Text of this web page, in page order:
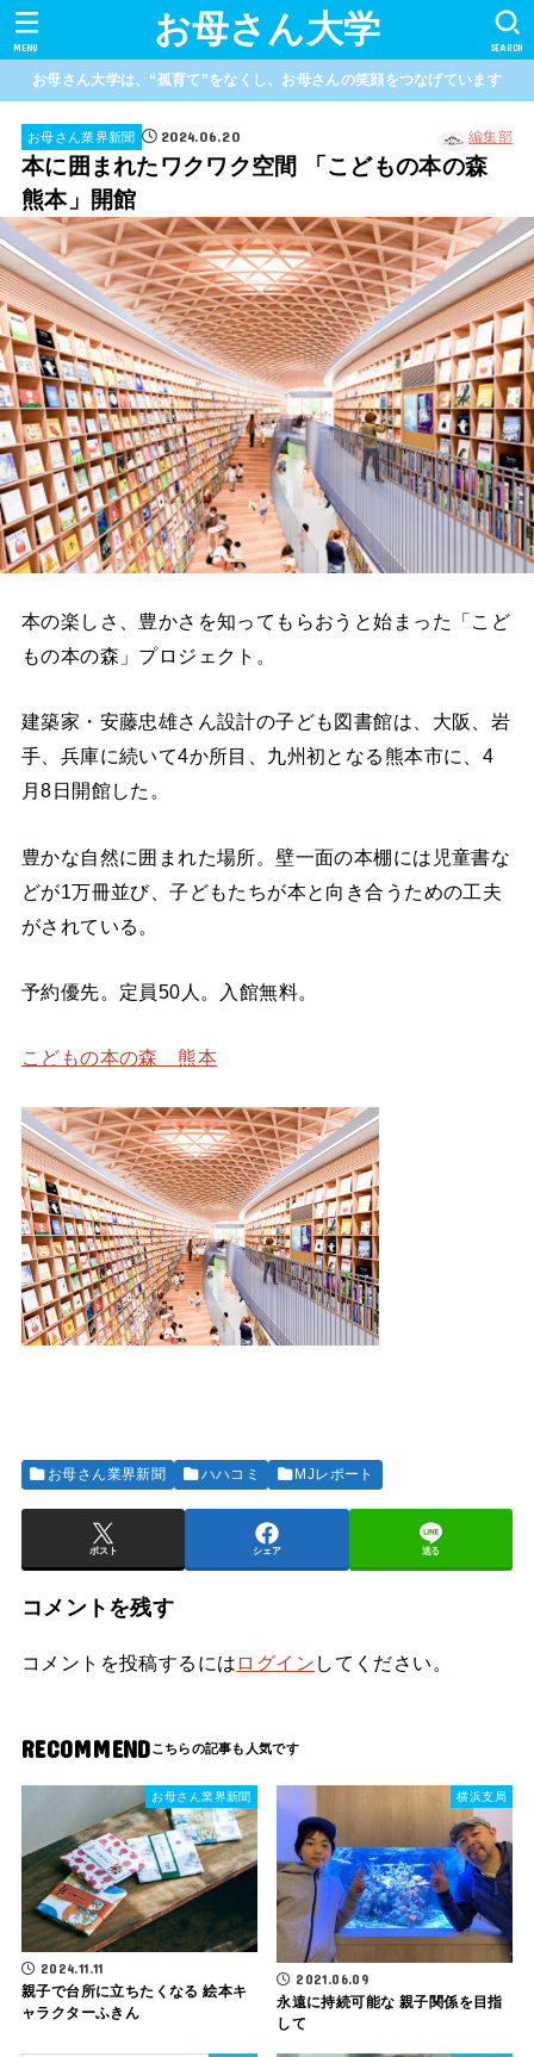
お母さん大学 SEARCH
MENU
お母さん大学は、“孤育て”をなくし、お母さんの笑顔をつなげています
お母さん業界新聞 2024.06.20 編集部
本に囲まれたワクワク空間 「こどもの本の森
熊本」開館
本の楽しさ、豊かさを知ってもらおうと始まった「こど
もの本の森」プロジェクト。
建築家・安藤忠雄さん設計の子ども図書館は、大阪、岩
手、兵庫に続いて4か所目、九州初となる熊本市に、4
月8日開館した。
豊かな自然に囲まれた場所。壁一面の本棚には児童書な
どが1万冊並び、子どもたちが本と向き合うための工夫
がされている。
予約優先。定員50人。入館無料。
こどもの本の森 熊本
お母さん業界新聞 ハハコミ MJレポート
ポスト シェア 送る
コメントを残す
コメントを投稿するには ログイン してください。
RECOMMEND
お母さん業界新聞
2024.11.11
親子で台所に立ちたくなる 絵本キ
ャラクターふきん
横浜支局
2021.06.09
永遠に持続可能な 親子関係を目指
して